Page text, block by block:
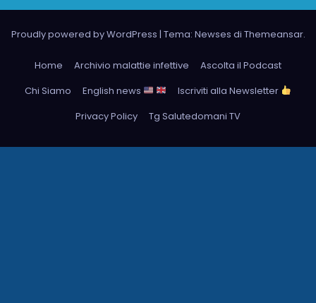
Proudly powered by WordPress | Tema: Newses di Themeansar.
Home Archivio malattie infettive
Ascolta il Podcast
Chi Siamo
English news
Iscriviti alla Newsletter
Privacy Policy
Tg Salutedomani TV